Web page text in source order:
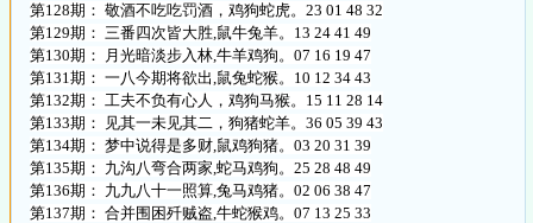
第128期： 敬酒不吃吃罚酒，鸡狗蛇虎。23 01 48 32
第129期： 三番四次皆大胜,鼠牛兔羊。13 24 41 49
第130期： 月光暗淡步入林,牛羊鸡狗。07 16 19 47
第131期： 一八今期将欲出,鼠兔蛇猴。10 12 34 43
第132期： 工夫不负有心人，鸡狗马猴。15 11 28 14
第133期： 见其一未见其二，狗猪蛇羊。36 05 39 43
第134期： 梦中说得是多财,鼠鸡狗猪。03 20 31 39
第135期： 九沟八弯合两家,蛇马鸡狗。25 28 48 49
第136期： 九九八十一照算,兔马鸡猪。02 06 38 47
第137期： 合并围困歼贼盗,牛蛇猴鸡。07 13 25 33